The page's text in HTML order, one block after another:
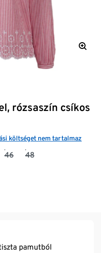
rózsaszín csíkos
költséget nem tartalmaz
46 48
pamutból